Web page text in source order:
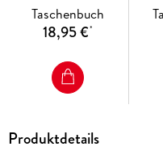
Taschenbuch
18,95 €*
Produktdetails